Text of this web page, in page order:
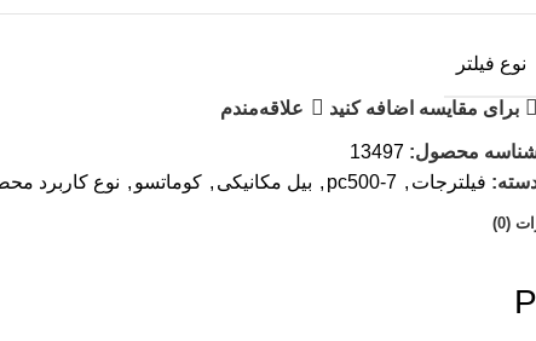
نوع فیلتر
برای مقایسه اضافه کنید علاقه‌مندم
محصول: 13497
فیلترجات ,
pc500-7
, بیل مکانیکی , کوماتسو , نوع کاربرد
(0)